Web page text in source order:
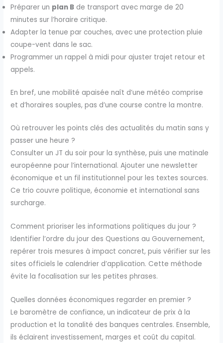
Préparer un plan B de transport avec marge de 20
minutes sur l’horaire critique.
Adapter la tenue par couches, avec une protection pluie
coupe-vent dans le sac.
Programmer un rappel à midi pour ajuster trajet retour et
appels.
En bref, une mobilité apaisée naît d’une météo comprise
et d’horaires souples, pas d’une course contre la montre.
Où retrouver les points clés des actualités du matin sans y
passer une heure ?
Consulter un JT du soir pour la synthèse, puis une matinale
européenne pour l’international. Ajouter une newsletter
économique et un fil institutionnel pour les textes sources.
Ce trio couvre politique, économie et international sans
surcharge.
Comment prioriser les informations politiques du jour ?
Identifier l’ordre du jour des Questions au Gouvernement,
repérer trois mesures à impact concret, puis vérifier sur les
sites officiels le calendrier d’application. Cette méthode
évite la focalisation sur les petites phrases.
Quelles données économiques regarder en premier ?
Le baromètre de confiance, un indicateur de prix à la
production et la tonalité des banques centrales. Ensemble,
ils éclairent investissement, marges et coût du capital.